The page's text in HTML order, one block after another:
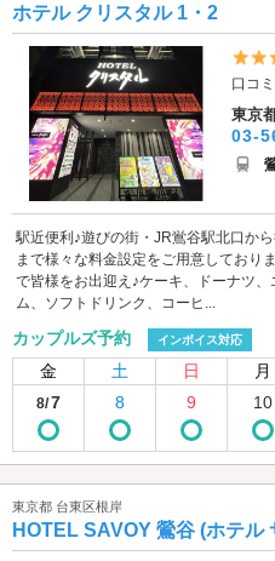
ホテル クリスタル 1・2
口コ
東京
03-
駅近便利♪遊びの街・JR鴬谷駅北口か
まで様々な料金設定をご用意しており
で皆様をお出迎え♪ケーキ、ドーナツ
ム、ソフトドリンク、コーヒ...
カップルズ予約 インボイス対応
金 土 日 月
8/7 8 9 10
東京都 台東区根岸
HOTEL SAVOY 鶯谷 (ホテル